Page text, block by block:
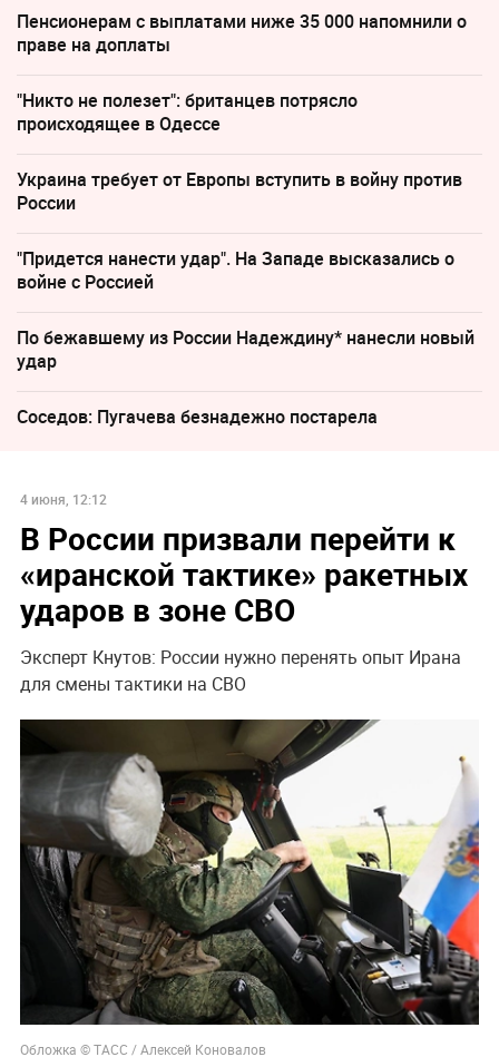
Пенсионерам с выплатами ниже 35 000 напомнили о
праве на доплаты
"Никто не полезет": британцев потрясло
происходящее в Одессе
Украина требует от Европы вступить в войну против
России
"Придется нанести удар". На Западе высказались о
войне с Россией
По бежавшему из России Надеждину* нанесли новый
удар
Соседов: Пугачева безнадежно постарела
4 июня, 12:12
В России призвали перейти к
«иранской тактике» ракетных
ударов в зоне СВО
Эксперт Кнутов: России нужно перенять опыт Ирана
для смены тактики на СВО
Обложка © ТАСС / Алексей Коновалов